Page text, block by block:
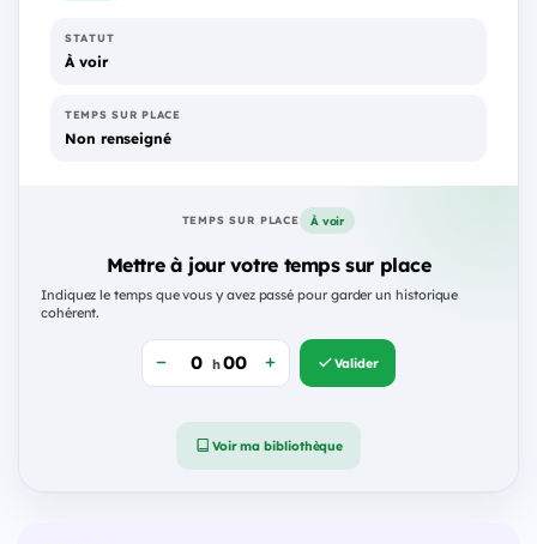
STATUT
À voir
TEMPS SUR PLACE
Non renseigné
TEMPS SUR PLACE À voir
Mettre à jour votre temps sur place
Indiquez le temps que vous y avez passé pour garder un historique
cohérent.
h Valider
Voir ma bibliothèque